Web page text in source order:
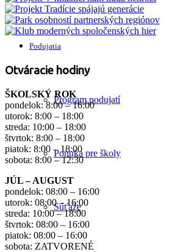
Podujatia
Program podujatí
Ponuka pre školy
Súťaže
Otváracie hodiny
ŠKOLSKÝ ROK
pondelok: 8:00 – 16:00
utorok: 8:00 – 18:00
streda: 10:00 – 18:00
štvrtok: 8:00 – 18:00
piatok: 8:00 – 18:00
sobota: 8:00 – 12:30
JÚL – AUGUST
pondelok: 08:00 – 16:00
utorok: 08:00 – 16:00
streda: 10:00 – 18:00
štvrtok: 08:00 – 16:00
piatok: 08:00 – 16:00
sobota: ZATVORENÉ